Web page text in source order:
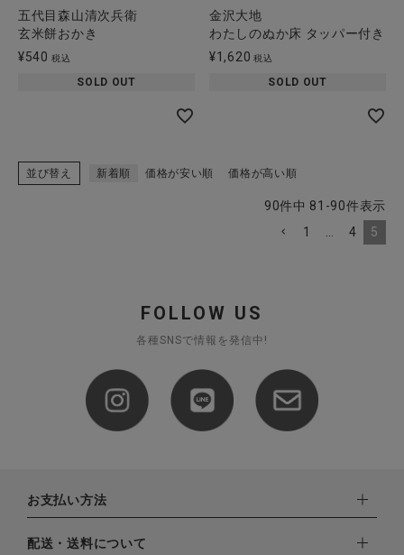
五代目森山清次兵衛
玄米餅おかき
¥540 税込
SOLD OUT
金沢大地
わたしのぬか床 タッパー付き
¥1,620 税込
SOLD OUT
並び替え 新着順 価格が安い順 価格が高い順
90件中 81 -90件表示
1
4 5
FOLLOW US
各種SNSで情報を発信中!
お支払い方法
下記お支払い方法よりお選びいただけます。
配送・送料について